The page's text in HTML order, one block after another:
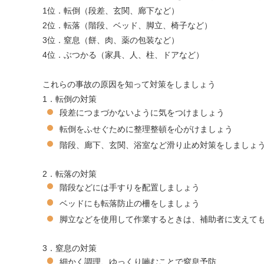
1位．転倒（段差、玄関、廊下など）
2位．転落（階段、ベッド、脚立、椅子など）
3位．窒息（餅、肉、薬の包装など）
4位．ぶつかる（家具、人、柱、ドアなど）
これらの事故の原因を知って対策をしましょう
1．転倒の対策
段差につまづかないように気をつけましょう
転倒をふせぐために整理整頓を心がけましょう
階段、廊下、玄関、浴室など滑り止め対策をしましょう
2．転落の対策
階段などには手すりを配置しましょう
ベッドにも転落防止の柵をしましょう
脚立などを使用して作業するときは、補助者に支えて
3．窒息の対策
細かく調理、ゆっくり嚙むことで窒息予防